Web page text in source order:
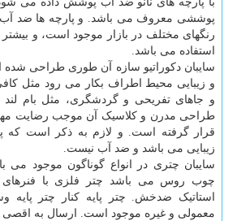
پوششی معروف می باشد. و پارچه ها ضد آب
رنگهای مختلف در بازار موجود است، و
استفاده می باشد.
سایبان دکوراتیو سازه آن طوری طراحی شده
و زیبایی محیط اطراف بکار می رود مثل
و جاهای تفریحی و گردشگری، مثل بام لند
طراحی مدرن و کلاسیک آن موجب رضایت
قرار گرفته است. و لازم به ذکر است
زیبایی می باشد و ضد آب نیست.
سایبان چتری در انواع گوناگون موجود می
چوب روس می باشد چتر فلزی با فنرهای
استاتیک ضدخش. چتر پایه کنار چتر پایه
معمولی و غیره موجود است. ارسال به